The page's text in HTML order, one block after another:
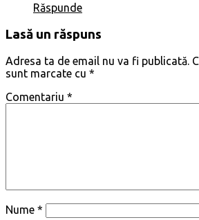
Răspunde
Lasă un răspuns
Adresa ta de email nu va fi publicată.
sunt marcate cu *
Comentariu *
Nume *